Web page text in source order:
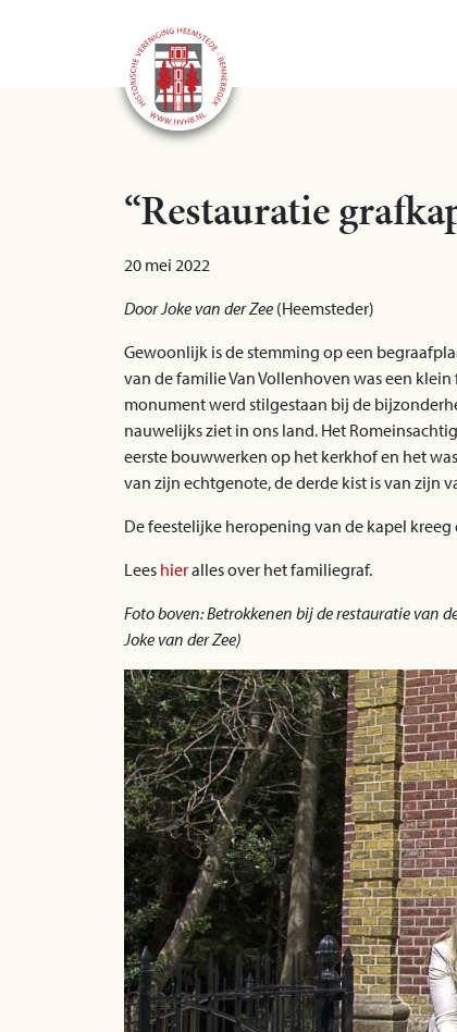
“Restauratie
20 mei 2022
Door Joke van der Zee (Heemsteder)
Gewoonlijk is de stemming op een
van de familie Van Vollenhoven was een
monument werd stilgestaan bij de
nauwelijks ziet in ons land. Het
eerste bouwwerken op het kerkhof en het
van zijn echtgenote, de derde kist is van zijn
De feestelijke heropening van de kapel
Lees hieralles over het familiegraf.
Foto boven: Betrokkenen bij de restauratie van
Joke van der Zee)